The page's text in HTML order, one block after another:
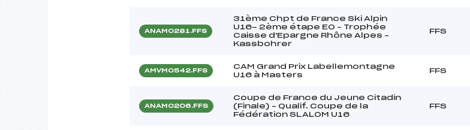
ANAM0281.FFS
31ème Chpt de France Ski Alpin
U16- 2ème étape EO – Trophée
Caisse d'Epargne Rhône Alpes –
Kassbohrer
FFS
AMVM0542.FFS
CAM Grand Prix Labellemontagne
U16 à Masters
FFS
ANAM0206.FFS
Coupe de France du Jeune Citadin
(Finale) – Qualif. Coupe de la
Fédération SLALOM U16
FFS